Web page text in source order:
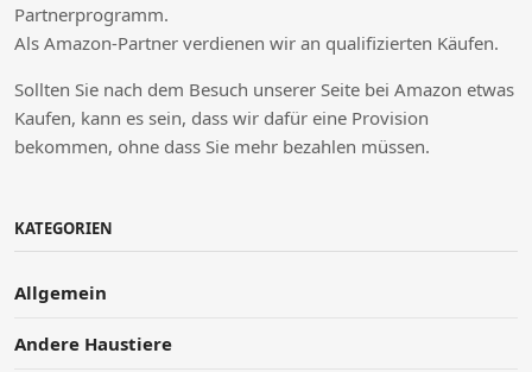
Partnerprogramm.
Als Amazon-Partner verdienen wir an qualifizierten Käufen.
Sollten Sie nach dem Besuch unserer Seite bei Amazon etwas
Kaufen, kann es sein, dass wir dafür eine Provision
bekommen, ohne dass Sie mehr bezahlen müssen.
KATEGORIEN
Allgemein
Andere Haustiere